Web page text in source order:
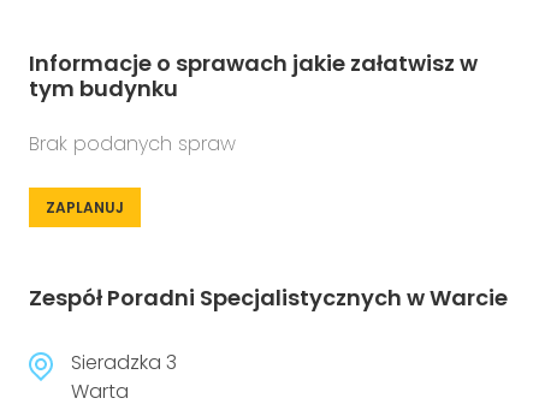
Informacje o sprawach jakie załatwisz w
tym budynku
Brak podanych spraw
ZAPLANUJ
Zespół Poradni Specjalistycznych w Warcie
Sieradzka 3
Warta